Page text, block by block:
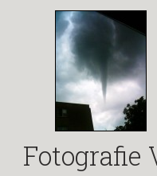
Fotografie